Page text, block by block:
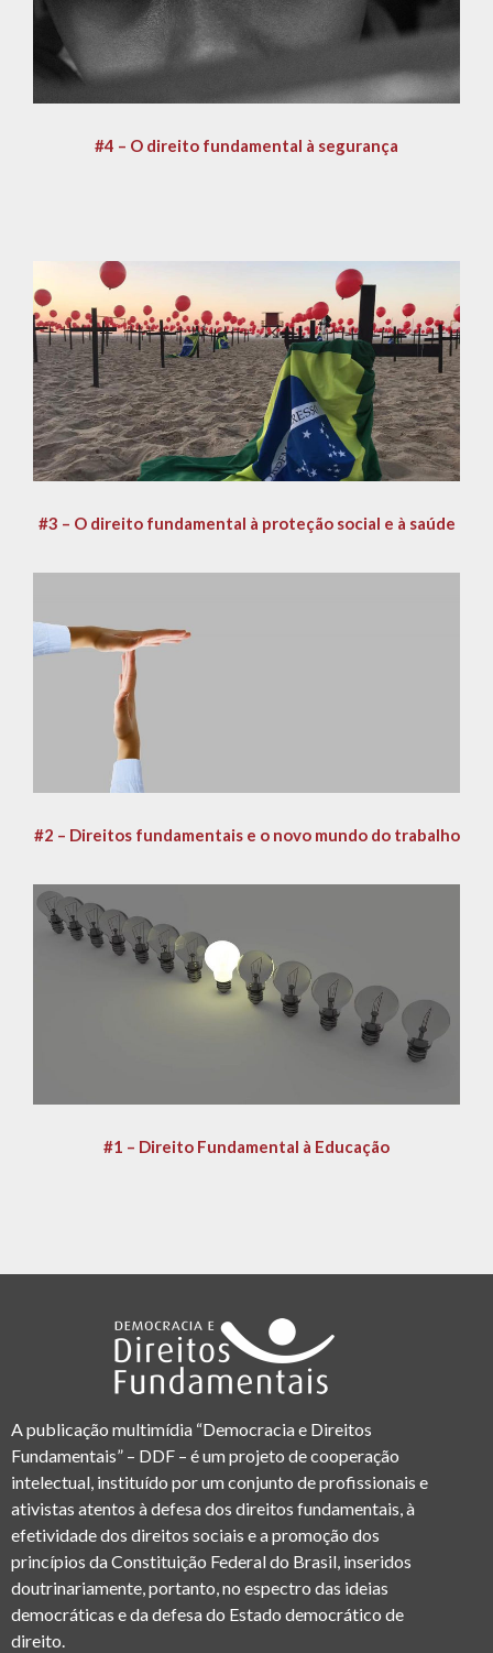
#4 – O direito fundamental à segurança
#3 – O direito fundamental à proteção social e à saúde
#2 – Direitos fundamentais e o novo mundo do trabalho
#1 – Direito Fundamental à Educação
A publicação multimídia “Democracia e Direitos
Fundamentais” – DDF – é um projeto de cooperação
intelectual, instituído por um conjunto de profissionais e
ativistas atentos à defesa dos direitos fundamentais, à
efetividade dos direitos sociais e a promoção dos
princípios da Constituição Federal do Brasil, inseridos
doutrinariamente, portanto, no espectro das ideias
democráticas e da defesa do Estado democrático de
direito.